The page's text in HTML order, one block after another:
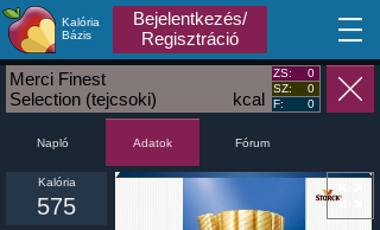
Kalória
Bázis
Bejelentkezés/
Regisztráció
MA
kcal
Merci Finest
Selection (tejcsoki)
ZS:
0
SZ:
0
F:
0
Napló Adatok Fórum
Kalória
575